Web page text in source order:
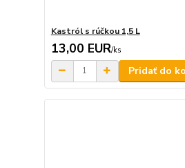
Kastról s rúčkou 1,5 L
13,00 EUR/ks
Pridať do